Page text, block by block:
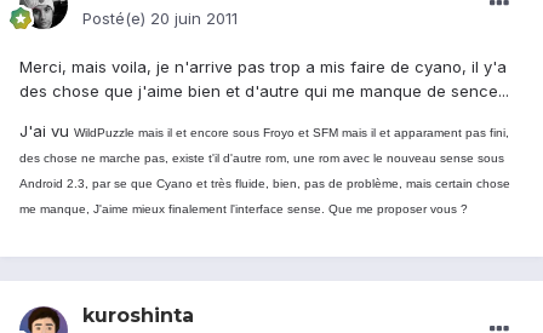
Posté(e) 20 juin 2011
Merci, mais voila, je n'arrive pas trop a mis faire de cyano, il y'a
des chose que j'aime bien et d'autre qui me manque de sence...
J'ai vu WildPuzzle mais il et encore sous Froyo et SFM mais il et apparament pas fini,
des chose ne marche pas, existe t'il d'autre rom, une rom avec le nouveau sense sous
Android 2.3, par se que Cyano et très fluide, bien, pas de problème, mais certain chose
me manque, J'aime mieux finalement l'interface sense. Que me proposer vous ?
kuroshinta